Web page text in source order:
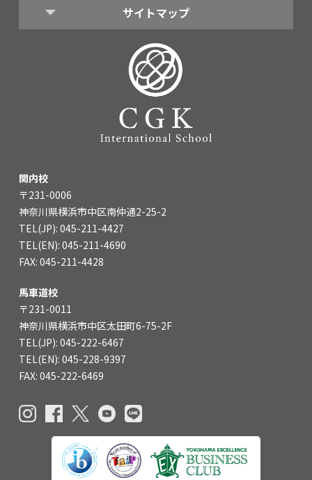
サイトマップ
関内校
〒231-0006
神奈川県横浜市中区南仲通2-25-2
TEL(JP): 045-211-4427
TEL(EN): 045-211-4690
FAX: 045-211-4428
馬車道校
〒231-0011
神奈川県横浜市中区太田町6-75-2F
TEL(JP): 045-222-6467
TEL(EN): 045-228-9397
FAX: 045-222-6469